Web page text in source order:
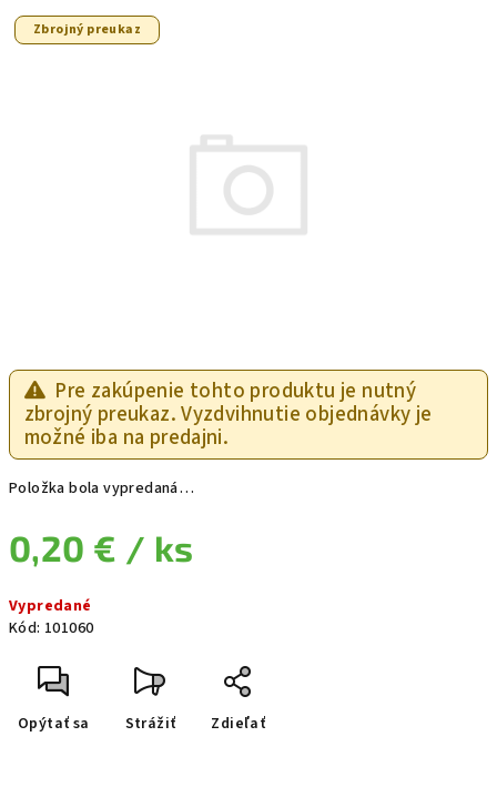
Pre zakúpenie tohto produktu je nutný
zbrojný preukaz. Vyzdvihnutie objednávky je
možné iba na predajni.
Položka bola vypredaná…
0,20 € / ks
Vypredané
Kód: 101060
Opýtať sa Strážiť Zdieľať
Zbrojný preukaz